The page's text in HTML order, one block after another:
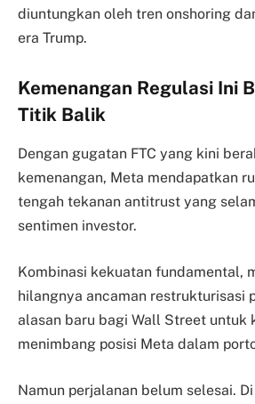
diuntungkan oleh tren onshoring
era Trump.
Kemenangan Regulasi Ini
Titik Balik
Dengan gugatan FTC yang kini
kemenangan, Meta mendapatkan
tengah tekanan antitrust yang
sentimen investor.
Kombinasi kekuatan fundamental,
hilangnya ancaman restrukturisasi
alasan baru bagi Wall Street untuk
menimbang posisi Meta dalam
Namun perjalanan belum selesai.